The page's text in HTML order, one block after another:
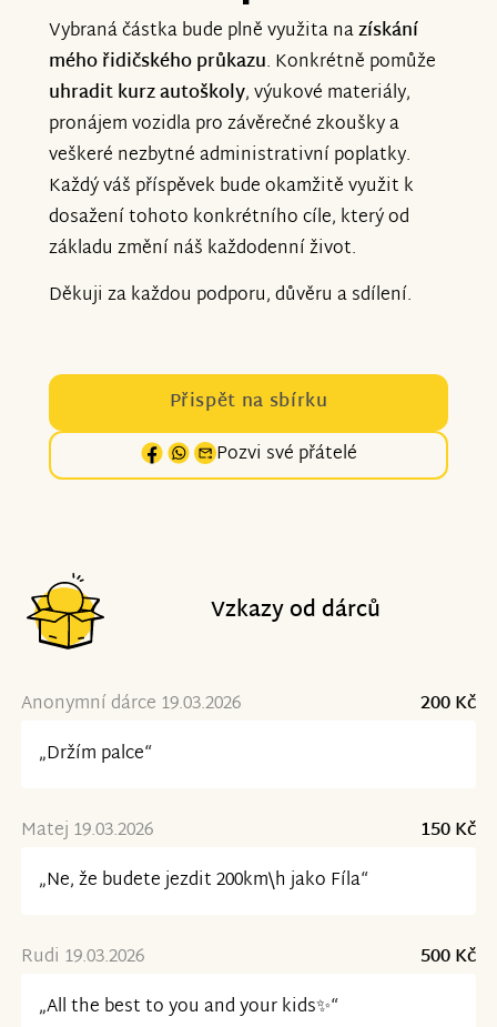
Vybraná částka bude plně využita nazískání
mého řidičského průkazu. Konkrétně pomůže
uhradit kurz autoškoly, výukové materiály,
pronájem vozidla pro závěrečné zkoušky a
veškeré nezbytné administrativní poplatky.
Každý váš příspěvek bude okamžitě využit k
dosažení tohoto konkrétního cíle, který od
základu změní náš každodenní život.
Děkuji za každou podporu, důvěru a sdílení.
Přispět na sbírku
Pozvi své přátelé
Vzkazy od dárců
Anonymní dárce 19.03.2026
200 Kč
„Držím palce“
Matej 19.03.2026
150 Kč
„Ne, že budete jezdit 200km\h jako Fíla“
Rudi 19.03.2026
500 Kč
„All the best to you and your kids✨“